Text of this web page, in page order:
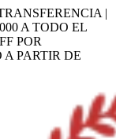
|
A TODO EL
POR
PARTIR DE